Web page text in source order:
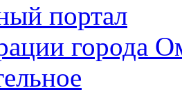
портал
города